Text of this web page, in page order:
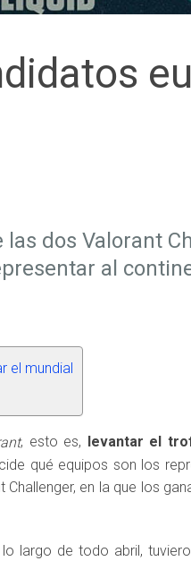
dos Valorant
al
el mundial
, esto es, levantar el
qué equipos son los
Challenger, en la que los
largo de todo abril,